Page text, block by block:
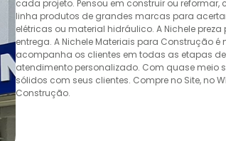
cada projeto. Pensou em construir ou
linha produtos de grandes marcas para
elétricas ou material hidráulico. A Nichele
entrega. A Nichele Materiais para Construção
acompanha os clientes em todas as etapas
atendimento personalizado. Com quase meio
sólidos com seus clientes. Compre no Site, no
Construção.